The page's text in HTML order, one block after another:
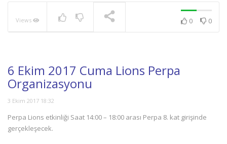
Views 0 0
6 Ekim 2017 Cuma Lions Perpa
Organizasyonu
3 Ekim 2017 18:32
Perpa Lions etkinliği Saat 14:00 – 18:00 arası Perpa 8. kat girişinde
gerçekleşecek.